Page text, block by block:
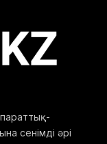
сенімді әрі